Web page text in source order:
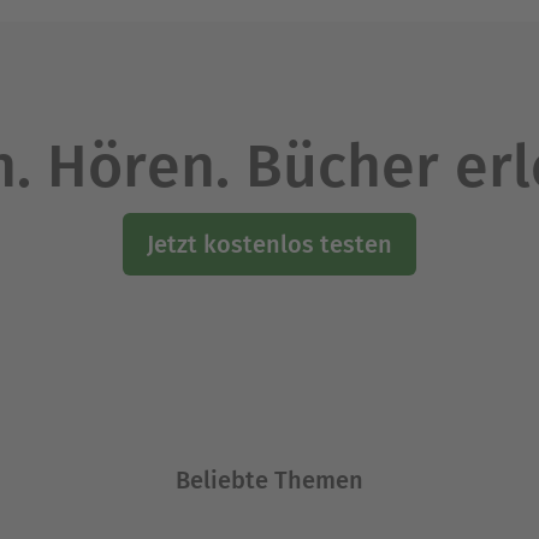
Hören. Bücher
Jetzt kostenlos testen
Beliebte Themen